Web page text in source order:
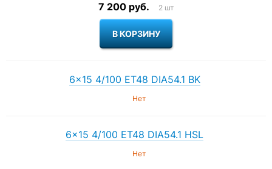
7 200 руб.
2 шт
6×15 4/100 ET48 DIA54.1 BK
Нет
6×15 4/100 ET48 DIA54.1 HSL
Нет